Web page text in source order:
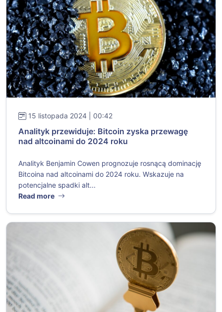
15 listopada 2024 | 00:42
Analityk przewiduje: Bitcoin zyska przewagę
nad altcoinami do 2024 roku
Analityk Benjamin Cowen prognozuje rosnącą dominację
Bitcoina nad altcoinami do 2024 roku. Wskazuje na
potencjalne spadki alt...
Read more